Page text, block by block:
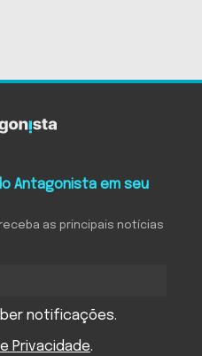
Antagonista em seu
as principais notícias
notificações.
Privacidade.